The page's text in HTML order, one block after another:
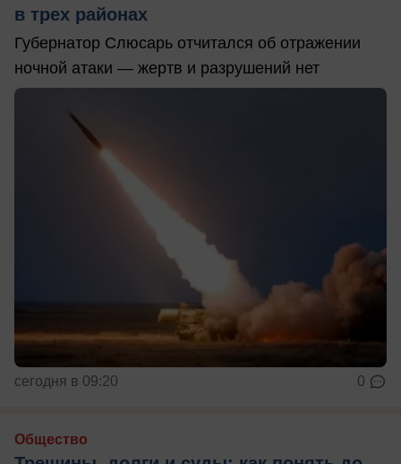
в трех районах
Губернатор Слюсарь отчитался об отражении
ночной атаки — жертв и разрушений нет
сегодня в 09:20 0
Общество